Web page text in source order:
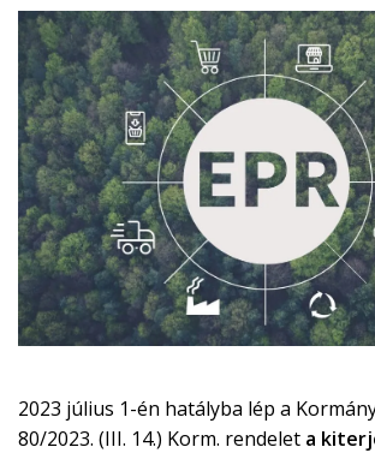
2023 július 1-én hatályba lép a
80/2023. (III. 14.) Korm. rendelet a